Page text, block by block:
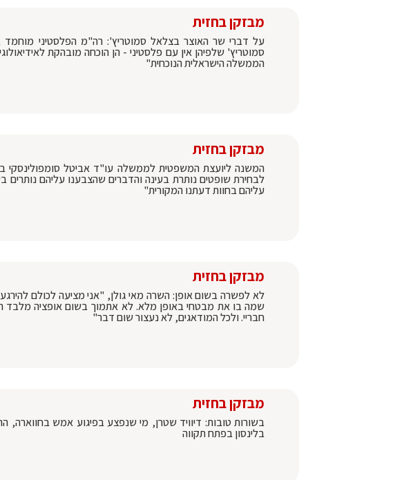
מבזקן בחזית
על דברי שר האוצר בצלאל סמוטריץ': רה"מ הפלסטיני
סמוטריץ' שלפיהן אין עם פלסטיני - הן הוכחה מובהקת
הממשלה הישראלית הנוכחית"
מבזקן בחזית
המשנה ליועצת המשפטית לממשלה עו"ד אביטל סומפולינסקי
לבחירת שופטים נותרת בעינה והדברים שהצבענו עליהם
עליהם בחוות דעתנו המקורית"
מבזקן בחזית
לא לפשרה בשום אופן: השרה מאי גולן, "אני מציעה לכולם
שמה בו את מבטחי באופן מלא. לא אתמוך בשום אופציה מלבד
חבריי. ולכל המודאגים, לא נעצור שום דבר"
מבזקן בחזית
בשורות טובות: דיוויד שטרן, מי שנפצע בפיגוע אמש
בלינסון בפתח תקווה